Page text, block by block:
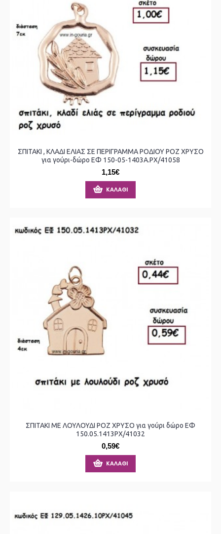
ΣΠΙΤΑΚΙ , ΚΛΑΔΙ ΕΛΙΑΣ ΣΕ ΠΕΡΙΓΡΑΜΜΑ ΡΟΔΙΟΥ ΡΟΖ ΧΡΥΣΟ
για γούρι-δώρο ΕΦ 150-05-1403Α.ΡΧ/41058
1,15€
ΚΑΛΆΘΙ
ΣΠΙΤΑΚΙ ΜΕ ΛΟΥΛΟΥΔΙ ΡΟΖ ΧΡΥΣΟ για γούρι δώρο ΕΦ
150.05.1413ΡΧ/41032
0,59€
ΚΑΛΆΘΙ